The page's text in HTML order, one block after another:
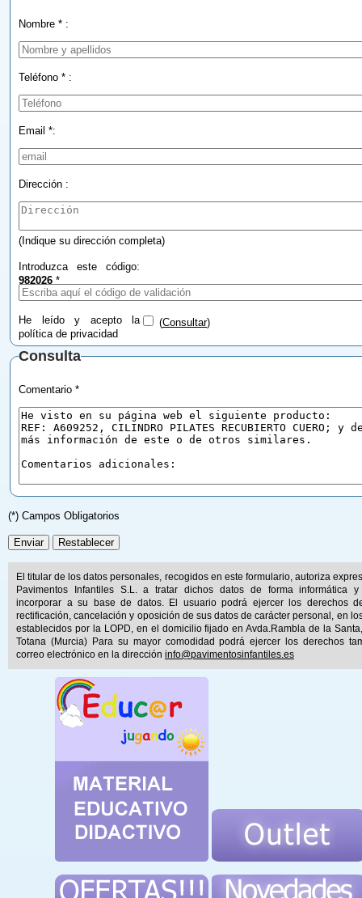
Nombre * :
Teléfono * :
Email *:
Dirección :
(Indique su dirección completa)
Introduzca este código:
982026 *
He leído y acepto la
política de privacidad
(Consultar)
Consulta
Comentario *
(*) Campos Obligatorios
El titular de los datos personales, recogidos en este formulario, autoriza
Pavimentos Infantiles S.L. a tratar dichos datos de forma informática y
incorporar a su base de datos. El usuario podrá ejercer los derechos
rectificación, cancelación y oposición de sus datos de carácter personal, en
establecidos por la LOPD, en el domicilio fijado en Avda.Rambla de la
Totana (Murcia) Para su mayor comodidad podrá ejercer los derechos
correo electrónico en la dirección info@pavimentosinfantiles.es